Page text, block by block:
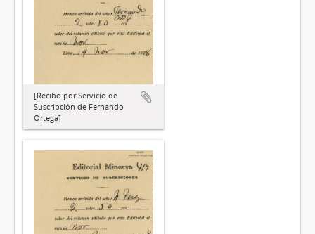
[Recibo por Servicio de
Suscripción de Fernando
Ortega]